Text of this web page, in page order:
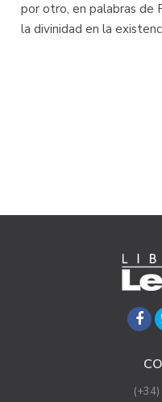
por otro, en palabras de
la divinidad en la